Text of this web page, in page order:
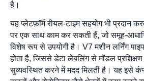
है।
यह प्लेटफ़ॉर्म रीयल-टाइम सहयोग भी प्रदान
पर एक साथ काम कर सकती हैं, जो समूह-
विशेष रूप से उपयोगी है। V7 मशीन लर्निंग
होता है, जिससे डेटा लेबलिंग से मॉडल
सुव्यवस्थित करने में मदद मिलती है। यह इसे